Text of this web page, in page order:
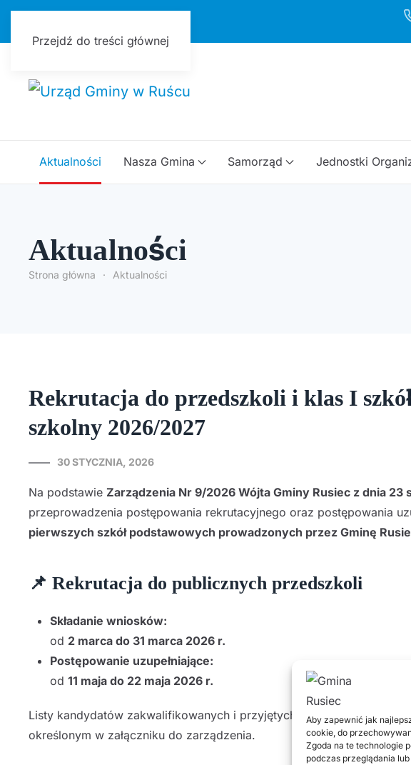
Aby zapewnić jak
cookie, do
Zgoda na te technologie
podczas przeglądania
Przejdź do treści głównej
Aktualności Nasza Gmina Samorząd Jednostki
Aktualności
Strona główna Aktualności
Rekrutacja do przedszkoli i klas I
szkolny 2026/2027
30 STYCZNIA, 2026
Na podstawie Zarządzenia Nr 9/2026 Wójta Gminy Rusiec z dnia 23
przeprowadzenia postępowania rekrutacyjnego oraz postępowania
pierwszych szkół podstawowych prowadzonych przez Gminę
📌 Rekrutacja do publicznych przedszkoli
Składanie wniosków:
od 2 marca do 31 marca 2026 r.
Postępowanie uzupełniające:
od 11 maja do 22 maja 2026 r.
Listy kandydatów zakwalifikowanych i przyjętych będą podawane
określonym w załączniku do zarządzenia.